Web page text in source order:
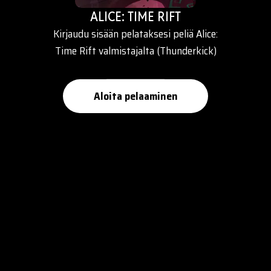
ALICE: TIME RIFT
Kirjaudu sisään pelataksesi peliä Alice:
Time Rift valmistajalta (Thunderkick)
Aloita pelaaminen